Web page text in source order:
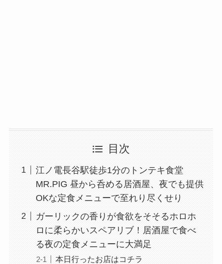
目次
江ノ電長谷駅徒歩1分のトンテキ食堂
MR.PIG 昼から呑める居酒屋、夜でも提供
OKな定食メニューで至れり尽くせり
ガーリックの香りが食欲をそそるホロホ
ロに柔らかいスペアリブ！居酒屋で食べ
る夜の定食メニューに大満足
本日行ったお店はコチラ